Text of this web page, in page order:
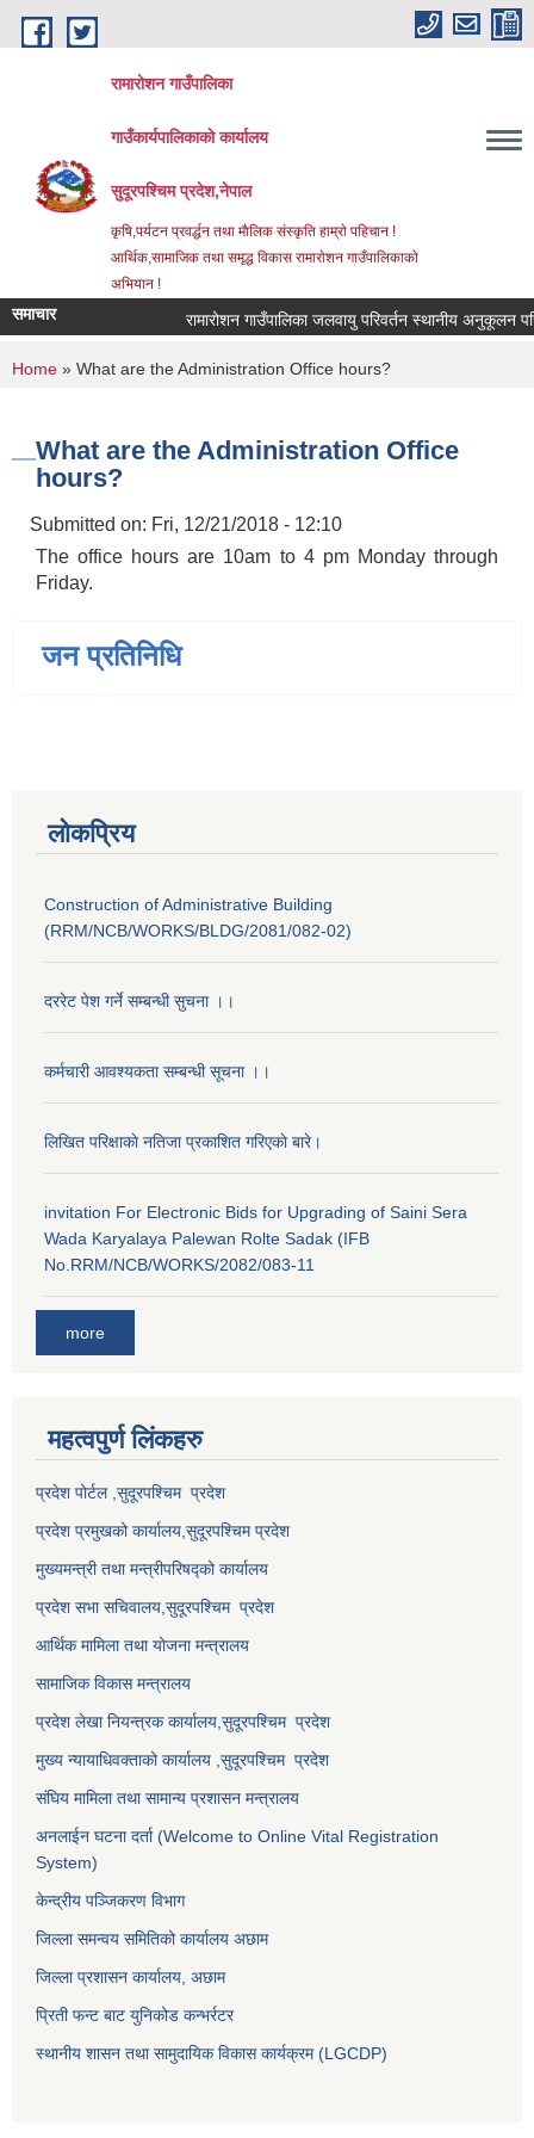
Skip to main content
रामारोशन गाउँपालिका
गाउँकार्यपालिकाकाे कार्यालय
सुदूरपश्चिम प्रदेश,नेपाल
कृषि,पर्यटन प्रवर्द्धन तथा माैलिक संस्कृति हाम्राे पहिचान !
आर्थिक,सामाजिक तथा समृद्ध विकास रामाराेशन गाउँपालिकाकाे
अभियान !
समाचार रामारोशन गाउँपालिका जलवायु परिवर्तन स्थानीय अनुकूलन
You are here
Home » What are the Administration Office hours?
What are the Administration Office
hours?
Submitted on: Fri, 12/21/2018 - 12:10
The office hours are 10am to 4 pm Monday through
Friday.
जन प्रतिनिधि
लोकप्रिय
Construction of Administrative Building
(RRM/NCB/WORKS/BLDG/2081/082-02)
दररेट पेश गर्ने सम्बन्धी सुचना ।।
कर्मचारी आवश्यकता सम्बन्धी सूचना ।।
लिखित परिक्षाकाे नतिजा प्रकाशित गरिएकाे बारे।
invitation For Electronic Bids for Upgrading of Saini Sera
Wada Karyalaya Palewan Rolte Sadak (IFB
No.RRM/NCB/WORKS/2082/083-11
more
महत्वपुर्ण लि‌ंकहरु
प्रदेश पोर्टल ,सुदूरपश्चिम प्रदेश
प्रदेश प्रमुखको कार्यालय, सुदूरपश्चिमप्रदेश
मुख्यमन्त्री तथा मन्त्रीपरिषद्को कार्यालय
प्रदेश सभा सचिवालय, सुदूरपश्चिम प्रदेश
आर्थिक मामिला तथा योजना मन्त्रालय
सामाजिक विकास मन्त्रालय
प्रदेश लेखा नियन्त्रक कार्यालय, सुदूरपश्चिम प्रदेश
मुख्य न्यायाधिवक्ताको कार्यालय , सुदूरपश्चिम प्रदेश
संघिय मामिला तथा सामान्य प्रशासन मन्त्रालय
अनलाईन घटना दर्ता (Welcome to Online Vital Registration
System)
केन्द्रीय पञ्जिकरण विभाग
जिल्ला समन्वय समितिको कार्यालय अछाम
जिल्ला प्रशासन कार्यालय, अछाम
प्रिती फन्ट बाट युनिकोड कन्भर्रटर
स्थानीय शासन तथा सामुदायिक विकास कार्यक्रम (LGCDP)